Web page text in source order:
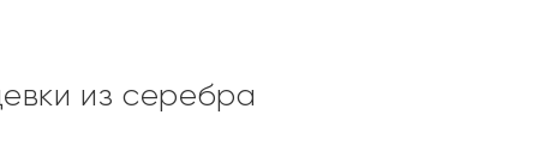
из серебра